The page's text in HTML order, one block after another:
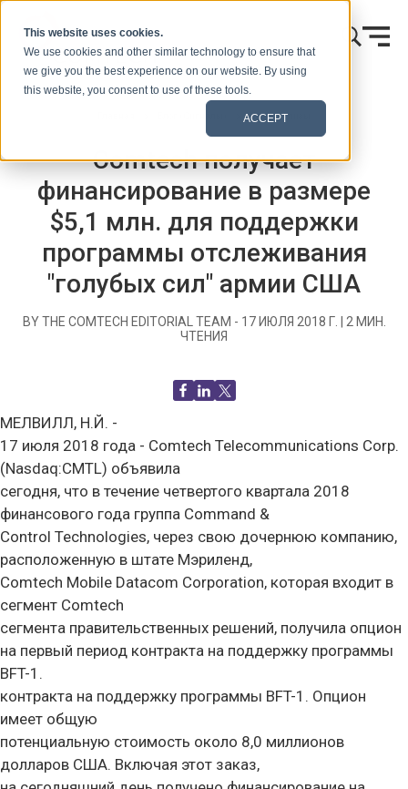
This website uses cookies.
We use cookies and other similar technology to ensure that
we give you the best experience on our website. By using
this website, you consent to use of these tools.
ACCEPT
Пресс-релизы
Comtech получает
финансирование в размере
$5,1 млн. для поддержки
программы отслеживания
"голубых сил" армии США
BY THE COMTECH EDITORIAL TEAM - 17 ИЮЛЯ 2018 Г. 2 МИН.
ЧТЕНИЯ
МЕЛВИЛЛ, Н.Й. -
17 июля 2018 года - Comtech Telecommunications Corp.
(Nasdaq:CMTL) объявила
сегодня, что в течение четвертого квартала 2018
финансового года группа Command &
Control Technologies, через свою дочернюю компанию,
расположенную в штате Мэриленд,
Comtech Mobile Datacom Corporation, которая входит в
сегмент Comtech
сегмента правительственных решений, получила опцион
на первый период контракта на поддержку программы
BFT-1.
контракта на поддержку программы BFT-1. Опцион
имеет общую
потенциальную стоимость около 8,0 миллионов
долларов США. Включая этот заказ,